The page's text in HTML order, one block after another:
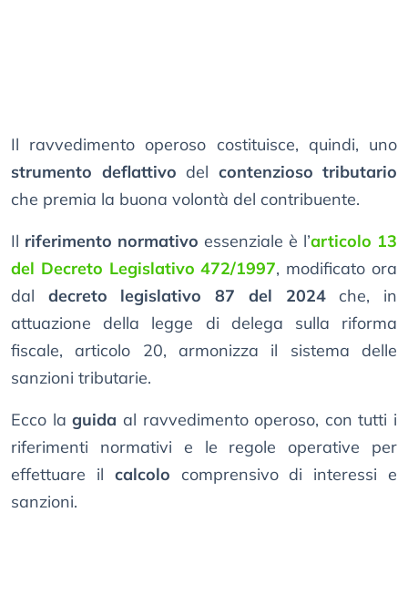
Il ravvedimento operoso costituisce, quindi, uno
strumento deflattivo del contenzioso tributario
che premia la buona volontà del contribuente.
Il riferimento normativo essenziale è l’articolo 13
del Decreto Legislativo 472/1997, modificato ora
dal decreto legislativo 87 del 2024che, in
attuazione della legge di delega sulla riforma
fiscale, articolo 20, armonizza il sistema delle
sanzioni tributarie.
Ecco laguida al ravvedimento operoso, con tutti i
riferimenti normativi e le regole operative per
effettuare il calcolo comprensivo di interessi e
sanzioni.